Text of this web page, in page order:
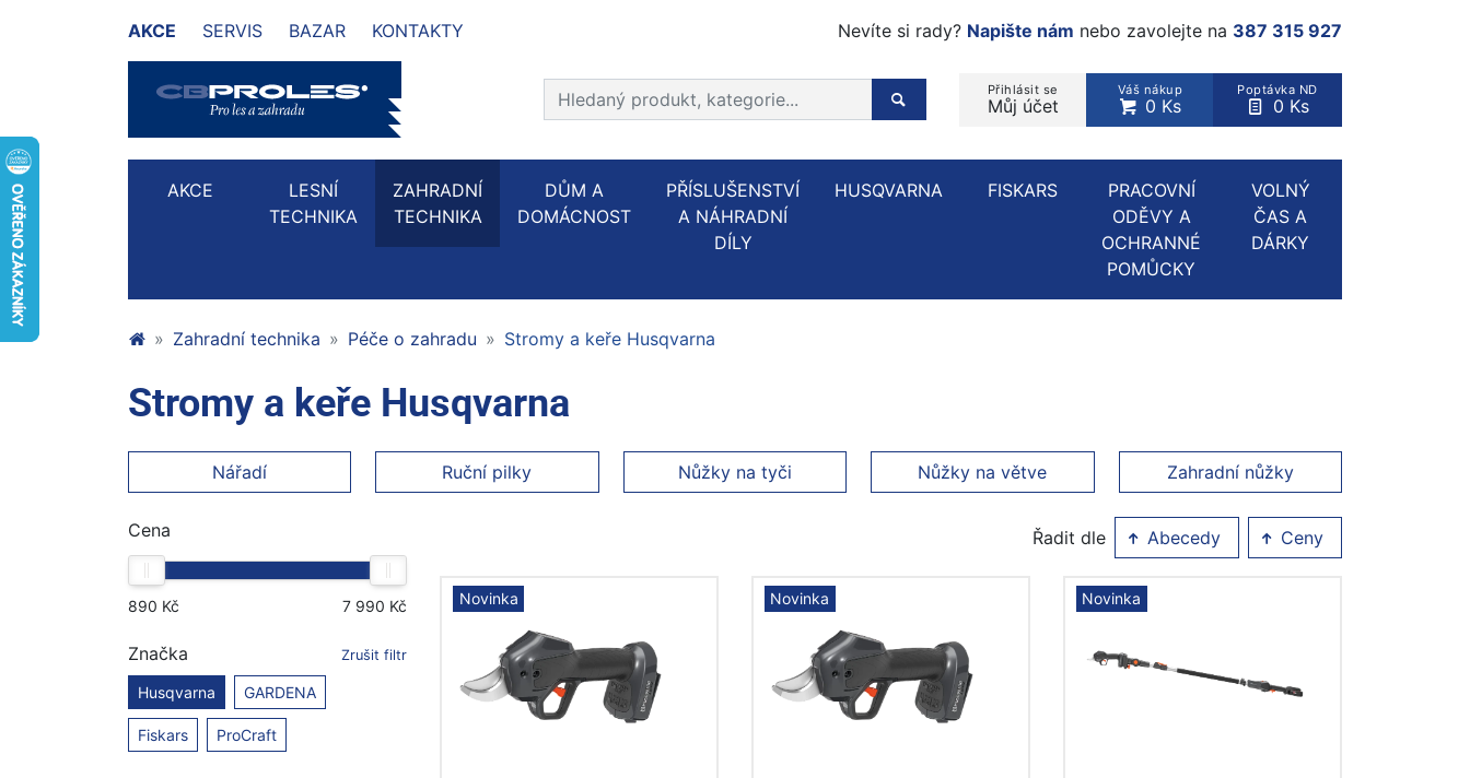
AKCE SERVIS BAZAR KONTAKTY Nevíte si rady? Napište nám nebo zavolejte na 387 315 927
Přihlásit se
Můj účet
Váš nákup
0 Ks
Poptávka ND
0 Ks
Prohledat web
Hledaný produkt, kategorie...
AKCE
LESNÍ
TECHNIKA
ZAHRADNÍ
TECHNIKA
DŮM A
DOMÁCNOST
PŘÍSLUŠENSTVÍ
A NÁHRADNÍ
DÍLY
HUSQVARNA FISKARS
PRACOVNÍ
ODĚVY A
OCHRANNÉ
POMŮCKY
VOLNÝ
ČAS A
DÁRKY
Zahradní technika Péče o zahradu Stromy a keře Husqvarna
Stromy a keře Husqvarna
Nářadí Ruční pilky Nůžky na tyči Nůžky na větve Zahradní nůžky
Cena
Značka Zrušit filtr
Husqvarna GARDENA
Fiskars ProCraft
Řadit dle Abecedy Ceny
Novinka Novinka Novinka